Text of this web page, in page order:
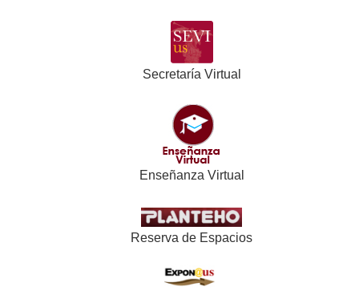
Secretaría Virtual
Enseñanza Virtual
Reserva de Espacios